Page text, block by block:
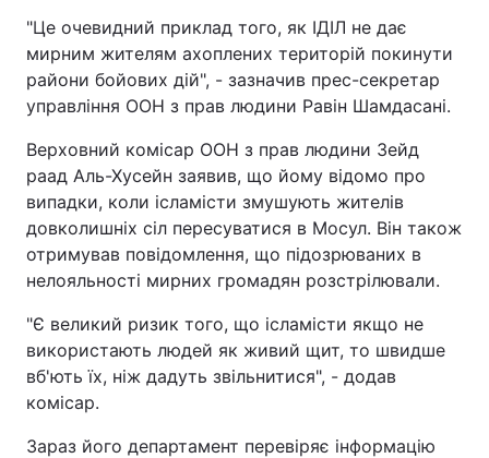
Тема оформлення
"Це очевидний приклад того, як ІДІЛ не дає
мирним жителям ахоплених територій покинути
райони бойових дій", - зазначив прес-секретар
управління ООН з прав людини Равін Шамдасані.
Верховний комісар ООН з прав людини Зейд
раад Аль-Хусейн заявив, що йому відомо про
випадки, коли ісламісти змушують жителів
довколишніх сіл пересуватися в Мосул. Він також
отримував повідомлення, що підозрюваних в
нелояльності мирних громадян розстрілювали.
"Є великий ризик того, що ісламісти якщо не
використають людей як живий щит, то швидше
вб'ють їх, ніж дадуть звільнитися", - додав
комісар.
Зараз його департамент перевіряє інформацію